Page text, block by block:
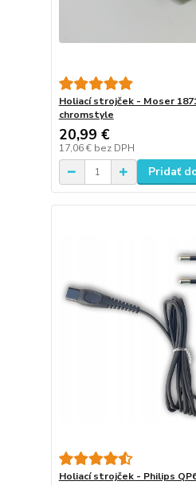
Holiací strojček - Moser
chromstyle
20,99 €
17,06 € bez DPH
Pridať
Holiací strojček - Philips